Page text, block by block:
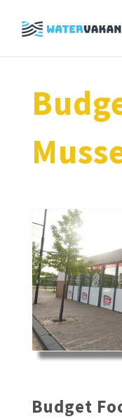
Zoeken
Budget